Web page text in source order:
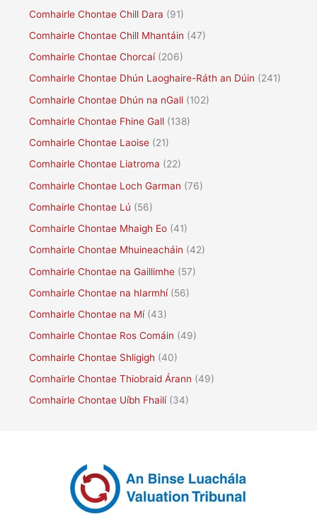
Comhairle Chontae Chill Dara (91)
Comhairle Chontae Chill Mhantáin (47)
Comhairle Chontae Chorcaí(206)
Comhairle Chontae Dhún Laoghaire-Ráth an Dúin (241)
Comhairle Chontae Dhún na nGall (102)
Comhairle Chontae Fhine Gall (138)
Comhairle Chontae Laoise (21)
Comhairle Chontae Liatroma (22)
Comhairle Chontae Loch Garman (76)
Comhairle Chontae Lú (56)
Comhairle Chontae Mhaigh Eo (41)
Comhairle Chontae Mhuineacháin (42)
Comhairle Chontae na Gaillimhe (57)
Comhairle Chontae na hIarmhí(56)
Comhairle Chontae na Mí(43)
Comhairle Chontae Ros Comáin (49)
Comhairle Chontae Shligigh (40)
Comhairle Chontae Thiobraid Árann (49)
Comhairle Chontae Uíbh Fhailí(34)